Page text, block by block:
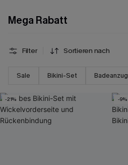
Mega Rabatt
Filter Sortieren nach
Sale Bikini-Set Badeanzug
-21% -9%